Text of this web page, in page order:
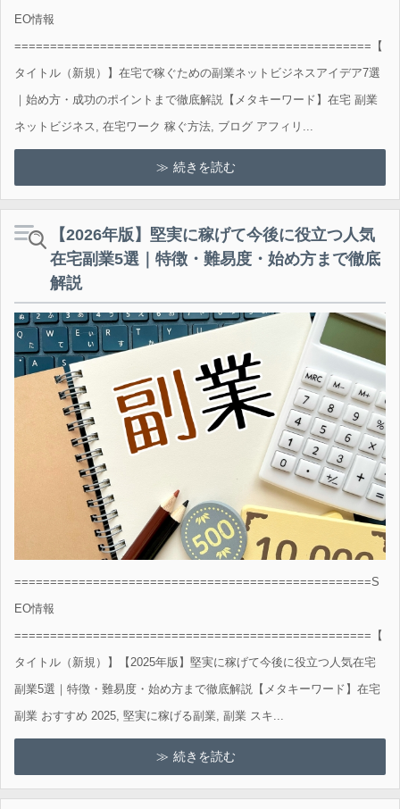
EO情報
==================================================【
タイトル（新規）】在宅で稼ぐための副業ネットビジネスアイデア7選
｜始め方・成功のポイントまで徹底解説【メタキーワード】在宅 副業
ネットビジネス, 在宅ワーク 稼ぐ方法, ブログ アフィリ...
続きを読む
【2026年版】堅実に稼げて今後に役立つ人気
在宅副業5選｜特徴・難易度・始め方まで徹底
解説
==================================================S
EO情報
==================================================【
タイトル（新規）】【2025年版】堅実に稼げて今後に役立つ人気在宅
副業5選｜特徴・難易度・始め方まで徹底解説【メタキーワード】在宅
副業 おすすめ 2025, 堅実に稼げる副業, 副業 スキ...
続きを読む